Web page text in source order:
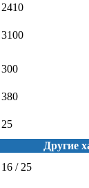
2410
3100
300
380
25
Другие
16 / 25